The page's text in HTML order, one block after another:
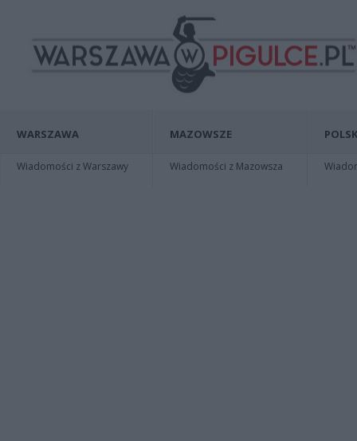
WARSZAWA
Wiadomości z Warszawy
MAZOWSZE
Wiadomości z Mazowsza